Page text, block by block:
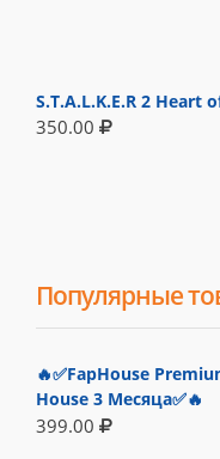
S.T.A.L.K.E.R 2 Heart
350.00
Популярные
🔥✅FapHouse
House 3 Месяца✅🔥
399.00